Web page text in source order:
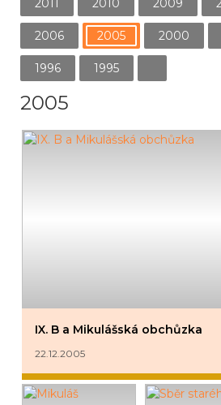
2011 2010 2009
2006 2005 2000
1996 1995
2005
IX. B a Mikulášská obchůzka
22.12.2005